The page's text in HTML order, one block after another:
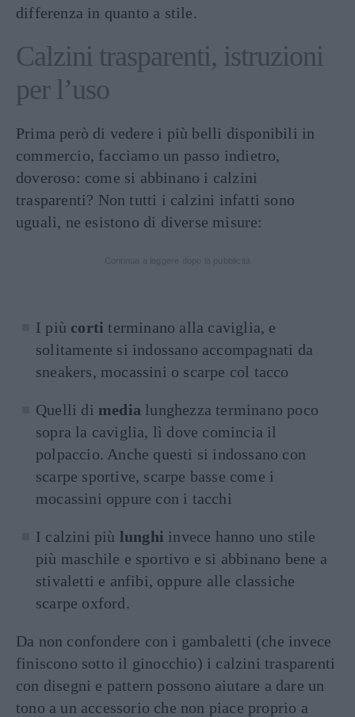
differenza in quanto a stile.
Calzini trasparenti, istruzioni
per l’uso
Prima però di vedere i più belli disponibili in
commercio, facciamo un passo indietro,
doveroso: come si abbinano i calzini
trasparenti? Non tutti i calzini infatti sono
uguali, ne esistono di diverse misure:
I più corti terminano alla caviglia, e
solitamente si indossano accompagnati da
sneakers, mocassini o scarpe col tacco
Quelli di media lunghezza terminano poco
sopra la caviglia, lì dove comincia il
polpaccio. Anche questi si indossano con
scarpe sportive, scarpe basse come i
mocassini oppure con i tacchi
I calzini più lunghi invece hanno uno stile
più maschile e sportivo e si abbinano bene a
stivaletti e anfibi, oppure alle classiche
scarpe oxford.
Da non confondere con i gambaletti (che invece
finiscono sotto il ginocchio) i calzini trasparenti
con disegni e pattern possono aiutare a dare un
tono a un accessorio che non piace proprio a